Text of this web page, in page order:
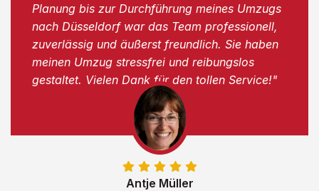
Antje Müller
Planung bis zur Durchführung meines Umzugs
nach Düsseldorf war das Team professionell,
zuverlässig und äußerst freundlich. Sie haben
meinen Umzug stressfrei und reibungslos
gestaltet. Vielen Dank für den tollen Service!"